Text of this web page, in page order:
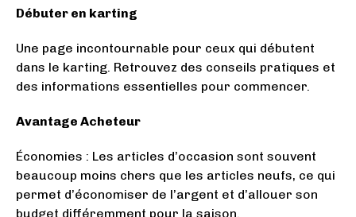
Débuter en karting
Une page incontournable pour ceux qui débutent
dans le karting. Retrouvez des conseils pratiques et
des informations essentielles pour commencer.
Avantage Acheteur
Économies : Les articles d’occasion sont souvent
beaucoup moins chers que les articles neufs, ce qui
permet d’économiser de l’argent et d’allouer son
budget différemment pour la saison.